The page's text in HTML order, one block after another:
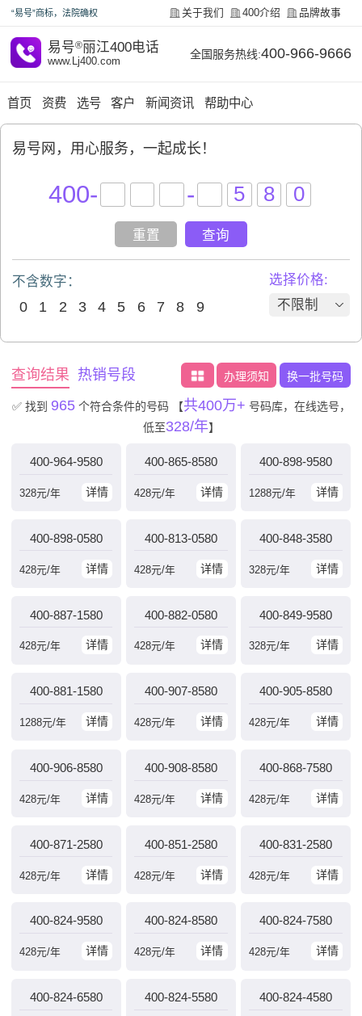
“易号”商标，法院确权 关于我们 400介绍 品牌故事
易号®丽江400电话
www.Lj400.com
全国服务热线:400-966-9666
首页 资费 选号 客户 新闻资讯 帮助中心
易号网，用心服务，一起成长！
400- -
重置 查询
不含数字：
0 1 2 3 4 5 6 7 8 9
选择价格:
不限制
查询结果 热销号段 办理须知 换一批号码
✅ 找到 965个符合条件的号码 【共400万+ 号码库，在线选号，
低至328/年】
400-964-9580
详情
328元/年
400-865-8580
详情
428元/年
400-898-9580
详情
1288元/年
400-898-0580
详情
428元/年
400-813-0580
详情
428元/年
400-848-3580
详情
328元/年
400-887-1580
详情
428元/年
400-882-0580
详情
428元/年
400-849-9580
详情
328元/年
400-881-1580
详情
1288元/年
400-907-8580
详情
428元/年
400-905-8580
详情
428元/年
400-906-8580
详情
428元/年
400-908-8580
详情
428元/年
400-868-7580
详情
428元/年
400-871-2580
详情
428元/年
400-851-2580
详情
428元/年
400-831-2580
详情
428元/年
400-824-9580
详情
428元/年
400-824-8580
详情
428元/年
400-824-7580
详情
428元/年
400-824-6580 400-824-5580 400-824-4580